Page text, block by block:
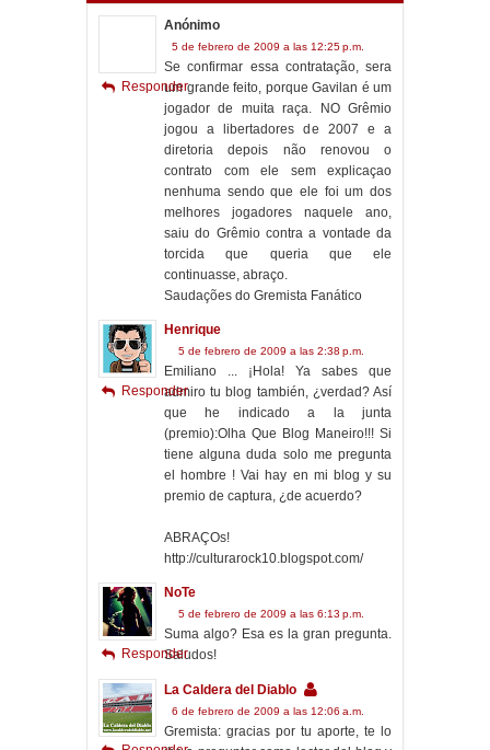
Anónimo
5 de febrero de 2009 a las 12:25 p.m.
Se confirmar essa contratação, sera
um grande feito, porque Gavilan é um
jogador de muita raça. NO Grêmio
jogou a libertadores de 2007 e a
diretoria depois não renovou o
contrato com ele sem explicaçao
nenhuma sendo que ele foi um dos
melhores jogadores naquele ano,
saiu do Grêmio contra a vontade da
torcida que queria que ele
continuasse, abraço.
Saudações do Gremista Fanático
Responder
Henrique
5 de febrero de 2009 a las 2:38 p.m.
Emiliano ... ¡Hola! Ya sabes que
admiro tu blog también, ¿verdad? Así
que he indicado a la junta
(premio):Olha Que Blog Maneiro!!! Si
tiene alguna duda solo me pregunta
el hombre ! Vai hay en mi blog y su
premio de captura, ¿de acuerdo?
ABRAÇOs!
http://culturarock10.blogspot.com/
Responder
NoTe
5 de febrero de 2009 a las 6:13 p.m.
Suma algo? Esa es la gran pregunta.
Saludos!
Responder
La Caldera del Diablo
6 de febrero de 2009 a las 12:06 a.m.
Gremista: gracias por tu aporte, te lo